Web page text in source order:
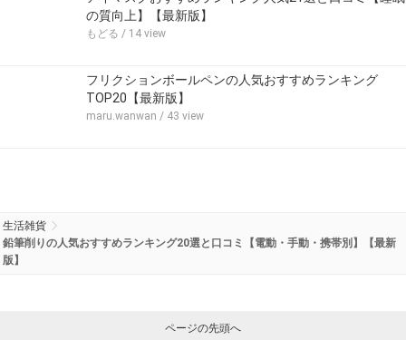
の質向上】【最新版】
もどる / 14 view
フリクションボールペンの人気おすすめランキング
TOP20【最新版】
maru.wanwan / 43 view
生活雑貨
鉛筆削りの人気おすすめランキング20選と口コミ【電動・手動・携帯別】【最新
版】
ページの先頭へ